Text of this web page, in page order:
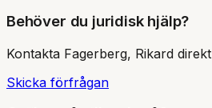
Behöver du juridisk hjälp?
Kontakta Fagerberg, Rikard direkt
Skicka förfrågan